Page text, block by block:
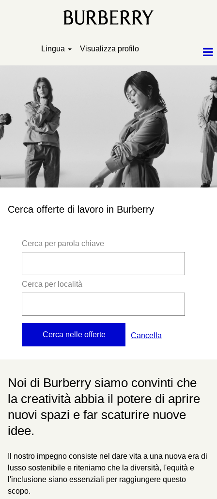
Lingua Visualizza profilo
Cerca offerte di lavoro in Burberry
Cerca per parola chiave
Cerca per località
Cancella
Noi di Burberry siamo convinti che
la creatività abbia il potere di aprire
nuovi spazi e far scaturire nuove
idee.
Il nostro impegno consiste nel dare vita a una nuova era di
lusso sostenibile e riteniamo che la diversità, l'equità e
l'inclusione siano essenziali per raggiungere questo
scopo.